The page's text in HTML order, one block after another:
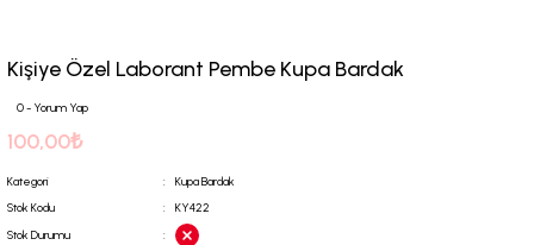
Kişiye Özel Laborant Pembe Kupa Bardak
0 - Yorum Yap
100,00₺
Kategori
Kupa Bardak
Stok Kodu
KY422
Stok Durumu